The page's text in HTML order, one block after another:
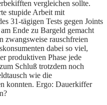
vergleichen sollte.
stupide Arbeit mit
31-tägigen Tests gegen Joints
Ende zu Bargeld gemacht
zwangsweise rauschfreien
dabei so viel,
produktiven Phase jede
Schluß trotzdem noch
wie die
konnten. Ergo: Dauerkiffer